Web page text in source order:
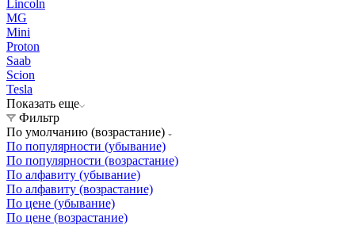
Lincoln
MG
Mini
Proton
Saab
Scion
Tesla
Показать еще
Фильтр
По умолчанию (возрастание)
По популярности (убывание)
По популярности (возрастание)
По алфавиту (убывание)
По алфавиту (возрастание)
По цене (убывание)
По цене (возрастание)